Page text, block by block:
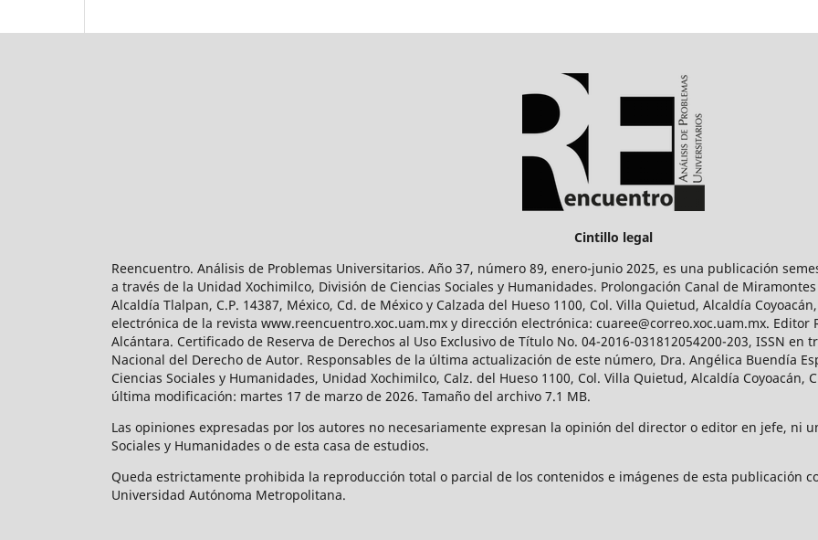
Cintillo legal
Reencuentro. Análisis de Problemas Universitarios. Año 37, número 89, enero-junio 2025, es una publicación
a través de la Unidad Xochimilco, División de Ciencias Sociales y Humanidades. Prolongación Canal de Miramontes
Alcaldía Tlalpan, C.P. 14387, México, Cd. de México y Calzada del Hueso 1100, Col. Villa Quietud, Alcaldía
electrónica de la revista www.reencuentro.xoc.uam.mx y dirección electrónica: cuaree@correo.xoc.uam.mx. Editor
Alcántara. Certificado de Reserva de Derechos al Uso Exclusivo de Título No. 04-2016-031812054200-203, ISSN
Nacional del Derecho de Autor. Responsables de la última actualización de este número, Dra. Angélica Buendía
Ciencias Sociales y Humanidades, Unidad Xochimilco, Calz. del Hueso 1100, Col. Villa Quietud, Alcaldía Coyoacán,
última modificación: martes 17 de marzo de 2026. Tamaño del archivo 7.1 MB.
Las opiniones expresadas por los autores no necesariamente expresan la opinión del director o editor en jefe, ni
Sociales y Humanidades o de esta casa de estudios.
Queda estrictamente prohibida la reproducción total o parcial de los contenidos e imágenes de esta publicación
Universidad Autónoma Metropolitana.